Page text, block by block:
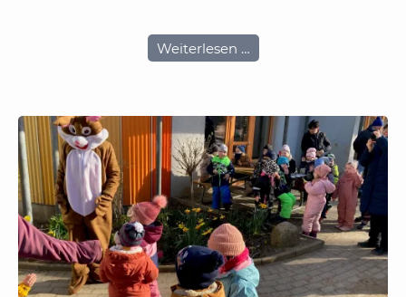
Weiterlesen …kleine
Hände
mit